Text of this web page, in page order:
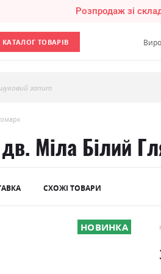
Розпродаж зі
КАТАЛОГ ТОВАРІВ
запит
Міла Білий
СХОЖІ ТОВАРИ
НОВИНКА